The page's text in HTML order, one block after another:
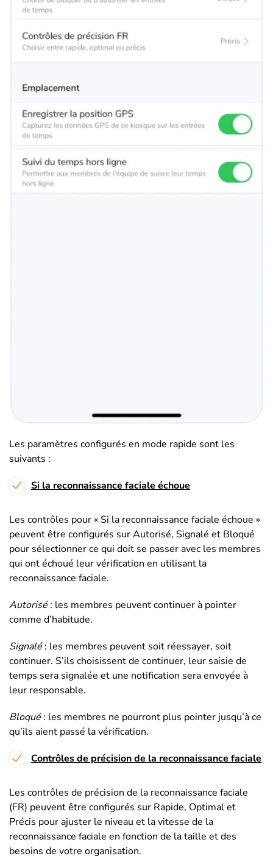
Les paramètres configurés en mode rapide sont les
suivants :
Si la reconnaissance faciale échoue
Les contrôles pour « Si la reconnaissance faciale échoue »
peuvent être configurés sur Autorisé, Signalé et Bloqué
pour sélectionner ce qui doit se passer avec les membres
qui ont échoué leur vérification en utilisant la
reconnaissance faciale.
Autorisé: les membres peuvent continuer à pointer
comme d’habitude.
Signalé: les membres peuvent soit réessayer, soit
continuer. S’ils choisissent de continuer, leur saisie de
temps sera signalée et une notification sera envoyée à
leur responsable.
Bloqué: les membres ne pourront plus pointer jusqu’à ce
qu’ils aient passé la vérification.
Contrôles de précision de la reconnaissance faciale
Les contrôles de précision de la reconnaissance faciale
(FR) peuvent être configurés sur Rapide, Optimal et
Précis pour ajuster le niveau et la vitesse de la
reconnaissance faciale en fonction de la taille et des
besoins de votre organisation.